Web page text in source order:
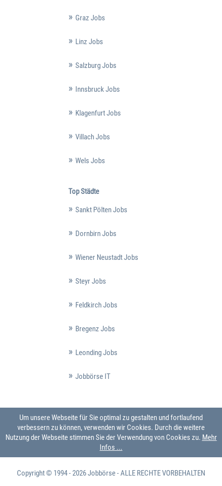
Graz Jobs
Linz Jobs
Salzburg Jobs
Innsbruck Jobs
Klagenfurt Jobs
Villach Jobs
Wels Jobs
Top Städte
Sankt Pölten Jobs
Dornbirn Jobs
Wiener Neustadt Jobs
Steyr Jobs
Feldkirch Jobs
Bregenz Jobs
Leonding Jobs
Jobbörse IT
Um unsere Webseite für Sie optimal zu gestalten und fortlaufend
verbessern zu können, verwenden wir Cookies. Durch die weitere
Nutzung der Webseite stimmen Sie der Verwendung von Cookies zu. Mehr
Infos ...
Copyright © 1994 - 2026Jobbörse- ALLE RECHTE VORBEHALTEN